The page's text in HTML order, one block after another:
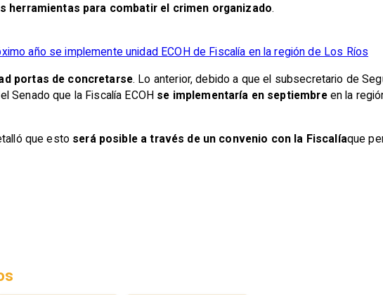
herramientas para combatir el crimen organizado.
año se implemente unidad ECOH de Fiscalía en la región de Los Ríos
portas de concretarse. Lo anterior, debido a que el subsecretario de
Senado que la Fiscalía ECOH se implementaría en septiembreen la
que esto será posible a través de un convenio con la Fiscalíaque